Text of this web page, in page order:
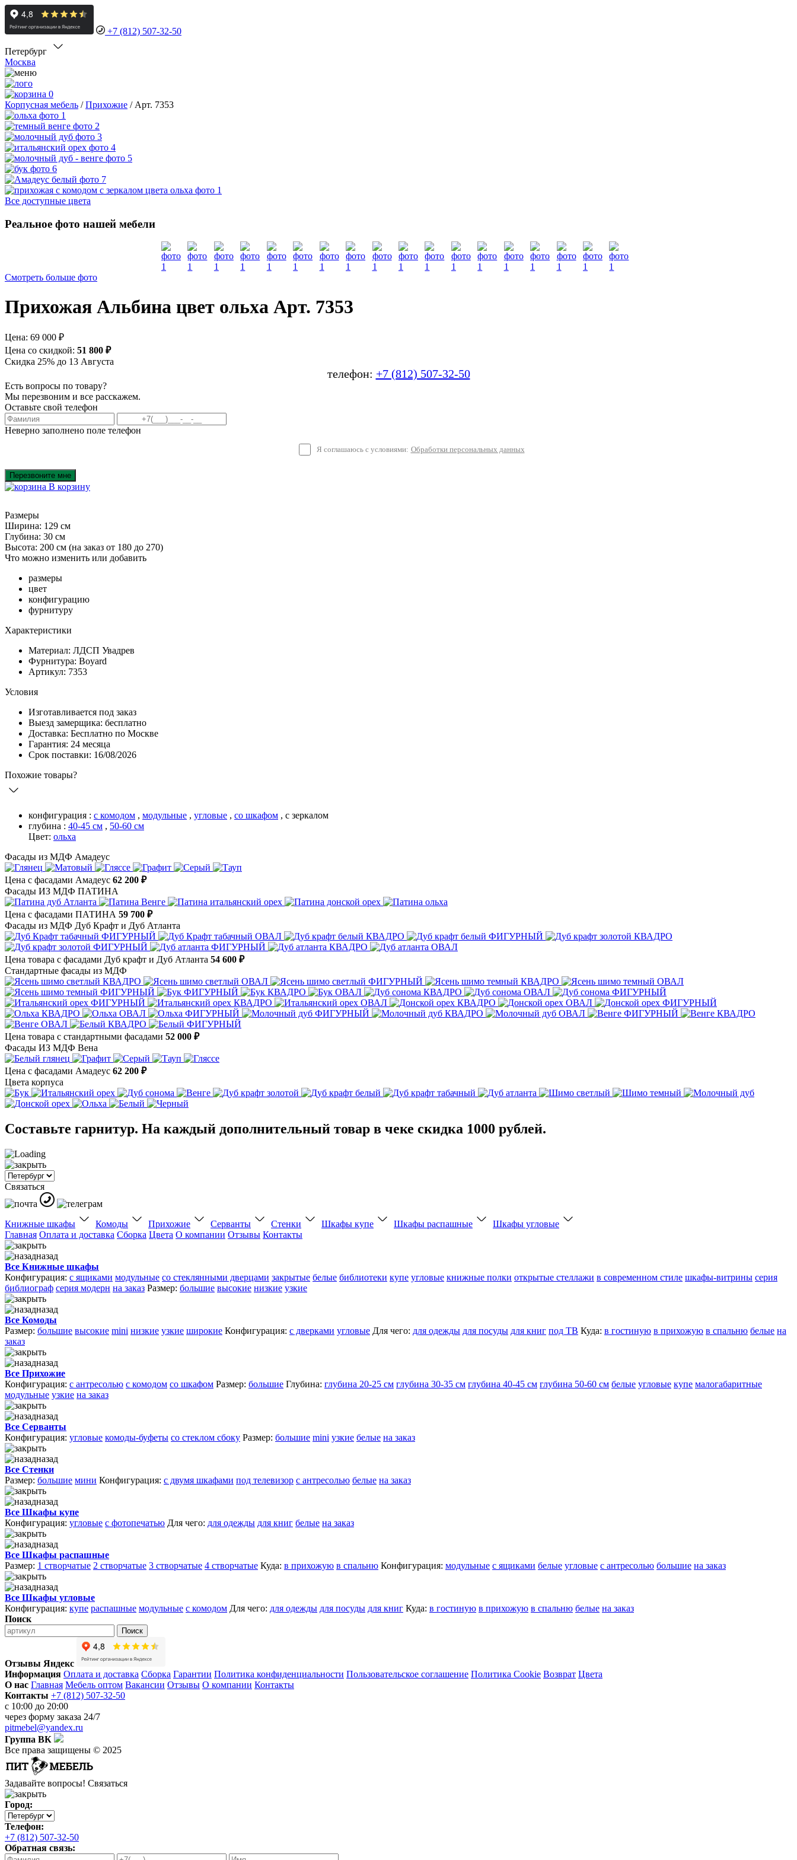
+7 (812) 507-32-50
Петербург
Москва
0
Корпусная мебель /Прихожие / Арт. 7353
Все доступные цвета
Реальное фото нашей мебели
Смотреть больше фото
Прихожая Альбина цвет ольха Арт. 7353
Цена: 69 000 ₽
Цена со скидкой: 51 800 ₽
Скидка 25% до 13 Августа
телефон: +7 (812) 507-32-50
Есть вопросы по товару?
Мы перезвоним и все расскажем.
Оставьте свой телефон
Неверно заполнено поле телефон
Я соглашаюсь с условиями: Обработки персональных данных
Перезвоните мне
В корзину
Размеры
Ширина: 129 см
Глубина: 30 см
Высота: 200 см (на заказ от 180 до 270)
Что можно изменить или добавить
размеры
цвет
конфигурацию
фурнитуру
Характеристики
Материал: ЛДСП Увадрев
Фурнитура: Boyard
Артикул: 7353
Условия
Изготавливается под заказ
Выезд замерщика: бесплатно
Доставка: Бесплатно по Москве
Гарантия: 24 месяца
Срок поставки: 16/08/2026
Похожие товары?
конфигурация : с комодом , модульные , угловые , со шкафом , с зеркалом
глубина : 40-45 см , 50-60 см
Цвет: ольха
Фасады из МДФ Амадеус
Цена с фасадами Амадеус 62 200 ₽
Фасады ИЗ МДФ ПАТИНА
Цена с фасадами ПАТИНА 59 700 ₽
Фасады из МДФ Дуб Крафт и Дуб Атланта
Цена товара с фасадами Дуб крафт и Дуб Атланта 54 600 ₽
Стандартные фасады из МДФ
Цена товара с стандартными фасадами 52 000 ₽
Фасады ИЗ МДФ Вена
Цена с фасадами Амадеус 62 200 ₽
Цвета корпуса
Составьте гарнитур. На каждый дополнительный товар в чеке скидка 1000 рублей.
Связаться
Книжные шкафы Комоды Прихожие Серванты Стенки Шкафы купе Шкафы распашные
Шкафы угловые
Главная Оплата и доставка Сборка Цвета О компании Отзывы Контакты
назад
Все Книжные шкафы
Конфигурация: с ящиками модульные со стеклянными дверцами закрытые белые библиотеки купе угловые книжные полки открытые стеллажи в современном стиле шкафы-витрины серия
библиограф серия модерн на заказ Размер: большие высокие низкие узкие
назад
Все Комоды
Размер: большие высокие mini низкие узкие широкие Конфигурация: с дверками угловые Для чего: для одежды для посуды для книг под ТВ Куда: в гостиную в прихожую в спальню белые на
заказ
назад
Все Прихожие
Конфигурация: с антресолью с комодом со шкафом Размер: большие Глубина: глубина 20-25 см глубина 30-35 см глубина 40-45 см глубина 50-60 см белые угловые купе малогабаритные
модульные узкие на заказ
назад
Все Серванты
Конфигурация: угловые комоды-буфеты со стеклом сбоку Размер: большие mini узкие белые на заказ
назад
Все Стенки
Размер: большие мини Конфигурация: с двумя шкафами под телевизор с антресолью белые на заказ
назад
Все Шкафы купе
Конфигурация: угловые с фотопечатью Для чего: для одежды для книг белые на заказ
назад
Все Шкафы распашные
Размер: 1 створчатые 2 створчатые 3 створчатые 4 створчатые Куда: в прихожую в спальню Конфигурация: модульные с ящиками белые угловые с антресолью большие на заказ
назад
Все Шкафы угловые
Конфигурация: купе распашные модульные с комодом Для чего: для одежды для посуды для книг Куда: в гостиную в прихожую в спальню белые на заказ
Поиск
Поиск
Отзывы Яндекс
Информация Оплата и доставка Сборка Гарантии Политика конфиденциальности Пользовательское соглашение Политика Cookie Возврат Цвета
О нас Главная Мебель оптом Вакансии Отзывы О компании Контакты
Контакты +7 (812) 507-32-50
с 10:00 до 20:00
через форму заказа 24/7
pitmebel@yandex.ru
Группа ВК
Все права защищены © 2025
Задавайте вопросы! Связаться
Город:
Телефон:
+7 (812) 507-32-50
Обратная связь: